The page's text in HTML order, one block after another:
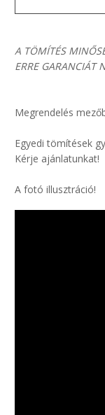
A TÖMÍTÉS
ERRE GARANCIÁT
Megrendelés
Egyedi tömítések
Kérje ajánlatunkat!
A fotó illusztráció!